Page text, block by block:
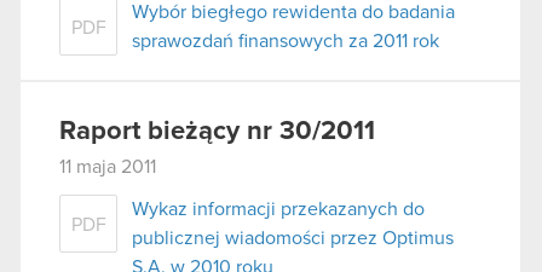
PDF
Wybór biegłego rewidenta do badania
sprawozdań finansowych za 2011 rok
Raport bieżący nr 30/2011
11 maja 2011
PDF
Wykaz informacji przekazanych do
publicznej wiadomości przez Optimus
S.A. w 2010 roku